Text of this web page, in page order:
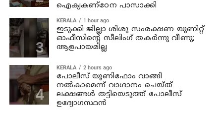
ഐക്യകണ്‌ഠേന പാസാക്കി
KERALA 1 hour ago
ഇടുക്കി ജില്ലാ ശിശു സംരക്ഷണ യൂണിറ്റ്
ഓഫീസിന്റെ സീലിംഗ് തകര്‍ന്നു വീണു;
ആളപായമില്ല
KERALA 2 hours ago
പോലീസ് യൂണിഫോം വാങ്ങി
നല്‍കാമെന്ന് വാഗ്ദാനം ചെയ്ത്
ലക്ഷങ്ങള്‍ തട്ടിയെടുത്ത് പോലീസ്
ഉദ്യോഗസ്ഥന്‍